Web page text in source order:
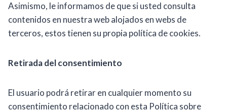
Asimismo, le informamos de que si usted consulta
contenidos en nuestra web alojados en webs de
terceros, estos tienen su propia política de cookies.
Retirada del consentimiento
El usuario podrá retirar en cualquier momento su
consentimiento relacionado con esta Política sobre